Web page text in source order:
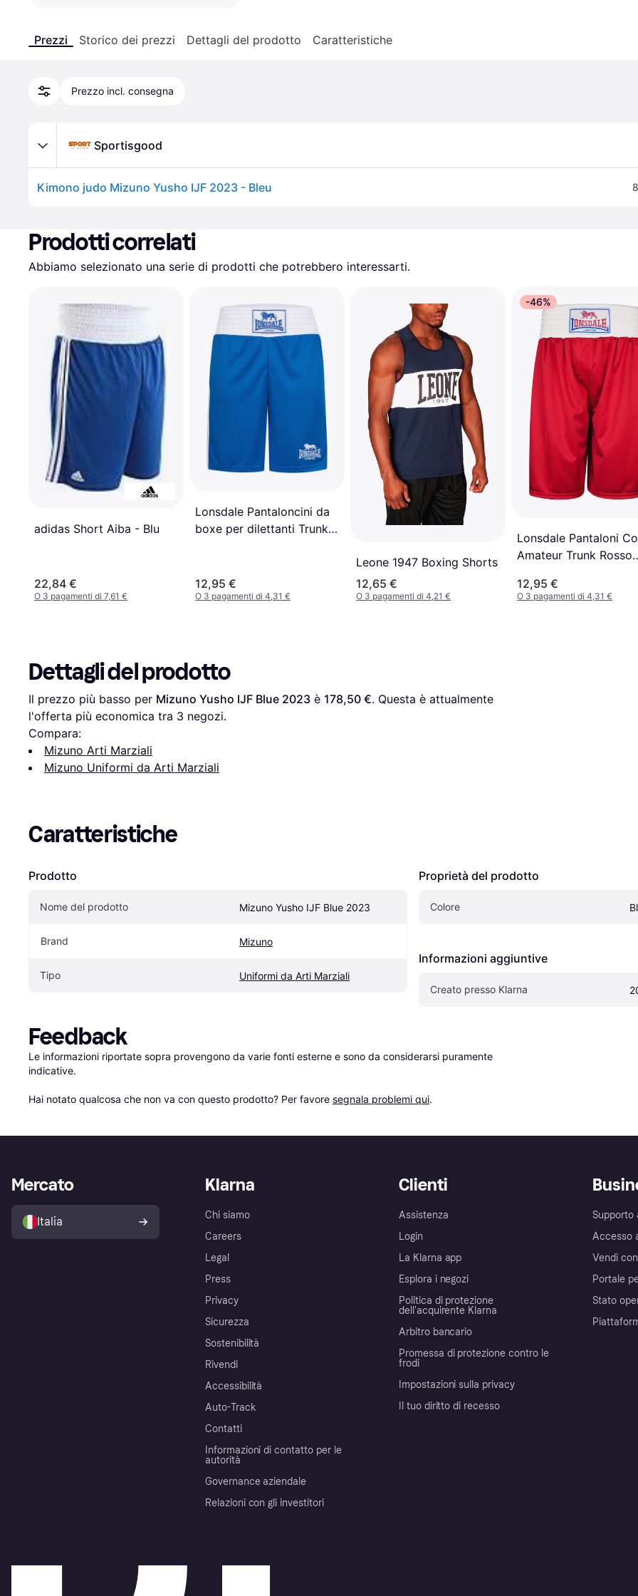
Prezzi Storico dei prezzi Dettagli del prodotto Caratteristiche
Prezzo incl. consegna
Sportisgood
Kimono judo Mizuno Yusho IJF 2023 - Bleu
Prodotti correlati
Abbiamo selezionato una serie di prodotti che potrebbero interessarti.
adidas Short Aiba - Blu
22,84 €
O 3 pagamenti di 7,61 €
Lonsdale Pantaloncini da
boxe per dilettanti Trunk
12,95 €
O 3 pagamenti di 4,31 €
Leone 1947 Boxing Shorts
12,65 €
O 3 pagamenti di 4,21 €
-46%
Lonsdale Pantaloni
Amateur Trunk Rosso
12,95 €
O 3 pagamenti di 4,31 €
Dettagli del prodotto
Il prezzo più basso per Mizuno Yusho IJF Blue 2023 è 178,50 €. Questa è attualmente
l'offerta più economica tra 3 negozi.
Compara:
Mizuno Arti Marziali
Mizuno Uniformi da Arti Marziali
Caratteristiche
Prodotto
Nome del prodotto Mizuno Yusho IJF Blue 2023
Brand Mizuno
Tipo Uniformi da Arti Marziali
Proprietà del prodotto
Colore
Informazioni aggiuntive
Creato presso Klarna
Feedback
Le informazioni riportate sopra provengono da varie fonti esterne e sono da considerarsi puramente
indicative.
Hai notato qualcosa che non va con questo prodotto? Per favore segnala problemi qui.
Klarna
Chi siamo
Careers
Legal
Press
Privacy
Sicurezza
Sostenibilità
Rivendi
Accessibilità
Auto-Track
Contatti
Informazioni di contatto per le
autorità
Governance aziendale
Relazioni con gli investitori
Clienti
Assistenza
Login
La Klarna app
Esplora i negozi
Politica di protezione
dell'acquirente Klarna
Arbitro bancario
Promessa di protezione contro le
frodi
Impostazioni sulla privacy
Il tuo diritto di recesso
Supporto
Accesso
Vendi
Portale
Stato
Mercato
Italia